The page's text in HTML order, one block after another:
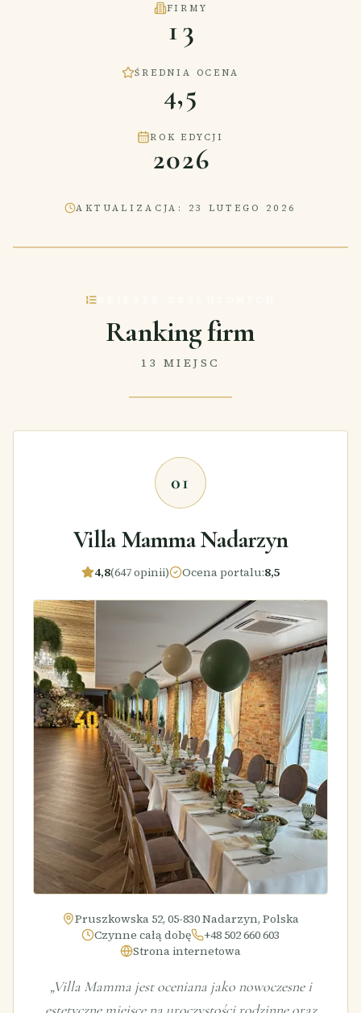
FIRMY
13
ŚREDNIA OCENA
4,5
ROK EDYCJI
2026
AKTUALIZACJA : 23 LUTEGO 2026
Ranking firm
13 MIEJSC
01
Villa Mamma Nadarzyn
4,8(647 opinii) Ocena portalu:8,5
Pruszkowska 52, 05-830 Nadarzyn, Polska
Czynne całą dobę
+48 502 660 603
Strona internetowa
„Villa Mamma jest oceniana jako nowoczesne i